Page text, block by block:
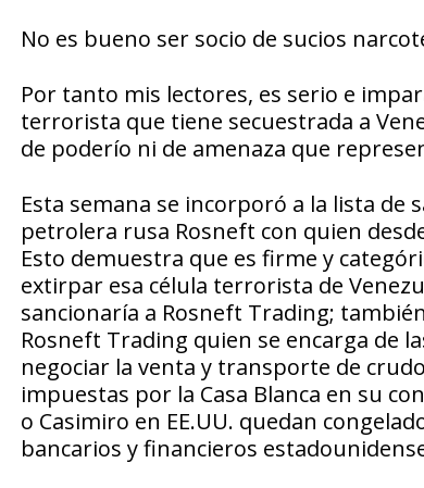
No es bueno ser socio de sucios
Por tanto mis lectores, es serio e
terrorista que tiene secuestrada a
de poderío ni de amenaza que
Esta semana se incorporó a la lista de
petrolera rusa Rosneft con quien
Esto demuestra que es firme y
extirpar esa célula terrorista de
sancionaría a Rosneft Trading;
Rosneft Trading quien se encarga de
negociar la venta y transporte de
impuestas por la Casa Blanca en su
o Casimiro en EE.UU. quedan
bancarios y financieros